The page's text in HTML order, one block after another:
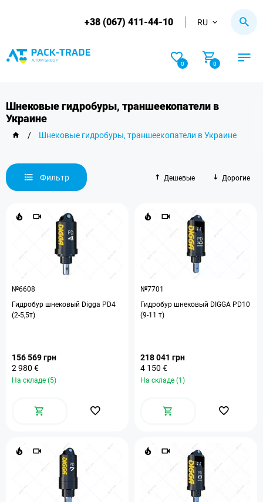
+38 (067) 411-44-10 RU
0 0
Шнековые гидробуры, траншеекопатели в
Украине
/ Шнековые гидробуры, траншеекопатели в Украине
Фильтр Дешевые Дорогие
№6608
Гидробур шнековый Digga PD4
(2-5,5т)
156 569 грн
2 980 €
На складе (5)
№7701
Гидробур шнековый DIGGA PD10
(9-11 т)
218 041 грн
4 150 €
На складе (1)